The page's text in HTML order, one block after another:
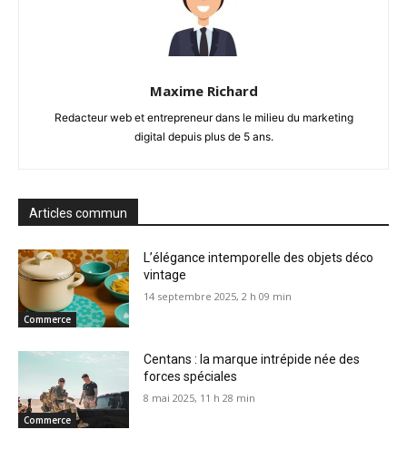
Maxime Richard
Redacteur web et entrepreneur dans le milieu du marketing
digital depuis plus de 5 ans.
Articles commun
Commerce
L’élégance intemporelle des objets déco
vintage
14 septembre 2025, 2 h 09 min
Commerce
Centans : la marque intrépide née des
forces spéciales
8 mai 2025, 11 h 28 min